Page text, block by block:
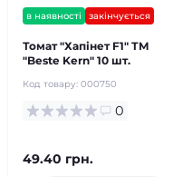
в наявності закінчується
Томат "Хапінет F1" ТМ
"Bestе Kern" 10 шт.
Код товару: 000750
0
49.40 грн.